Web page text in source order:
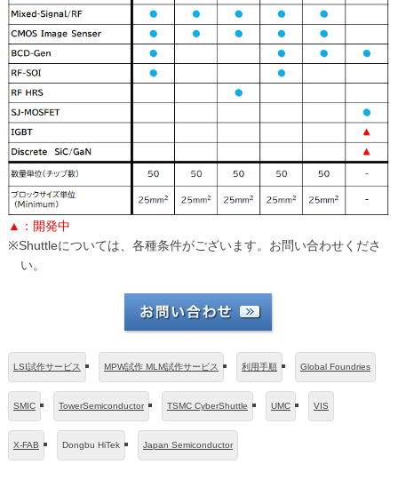
▲：開発中
※Shuttleについては、各種条件がございます。お問い合わせくださ
い。
LSI試作サービス MPW試作 MLM試作サービス 利用手順 Global Foundries
SMIC TowerSemiconductor TSMC CyberShuttle UMC VIS
X-FAB Dongbu HiTek Japan Semiconductor